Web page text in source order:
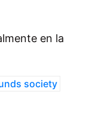
en la
society